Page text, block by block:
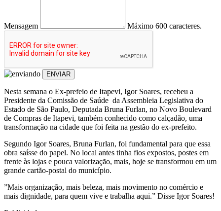
Mensagem Máximo 600 caracteres.
ENVIAR
Nesta semana o Ex-prefeio de Itapevi, Igor Soares, recebeu a
Presidente da Comissão de Saúde da Assembleia Legislativa do
Estado de São Paulo, Deputada Bruna Furlan, no Novo Boulevard
de Compras de Itapevi, também conhecido como calçadão, uma
transformação na cidade que foi feita na gestão do ex-prefeito.
Segundo Igor Soares, Bruna Furlan, foi fundamental para que essa
obra saísse do papel. No local antes tinha fios expostos, postes em
frente às lojas e pouca valorização, mais, hoje se transformou em um
grande cartão-postal do município.
”Mais organização, mais beleza, mais movimento no comércio e
mais dignidade, para quem vive e trabalha aqui.” Disse Igor Soares!